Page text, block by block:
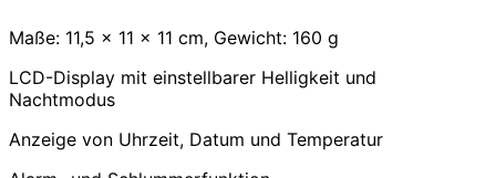
Maße: 11,5 x 11 x 11 cm, Gewicht: 160 g
LCD-Display mit einstellbarer Helligkeit und
Nachtmodus
Anzeige von Uhrzeit, Datum und Temperatur